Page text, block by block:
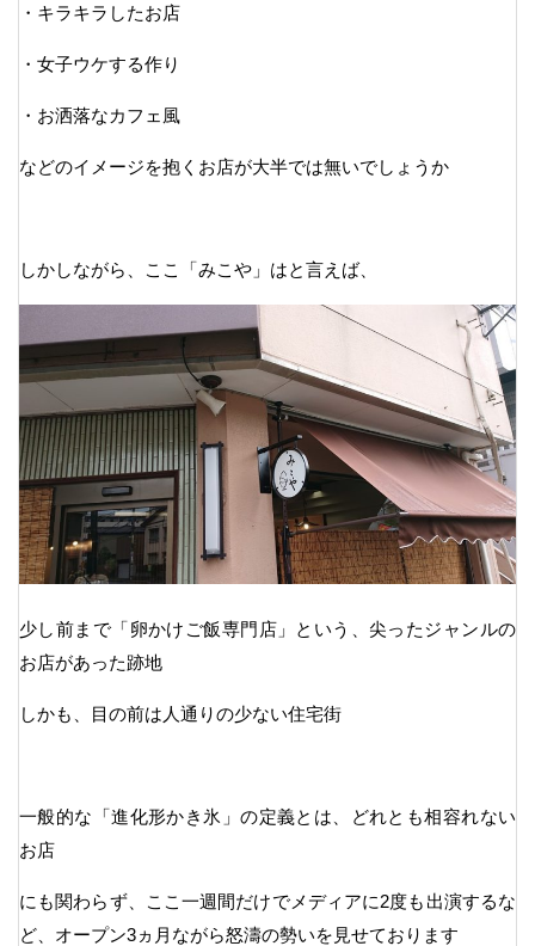
・キラキラしたお店
・女子ウケする作り
・お洒落なカフェ風
などのイメージを抱くお店が大半では無いでしょうか
しかしながら、ここ「みこや」はと言えば、
少し前まで「卵かけご飯専門店」という、尖ったジャンルの
お店があった跡地
しかも、目の前は人通りの少ない住宅街
一般的な「進化形かき氷」の定義とは、どれとも相容れない
お店
にも関わらず、ここ一週間だけでメディアに2度も出演するな
ど、オープン3ヵ月ながら怒濤の勢いを見せております